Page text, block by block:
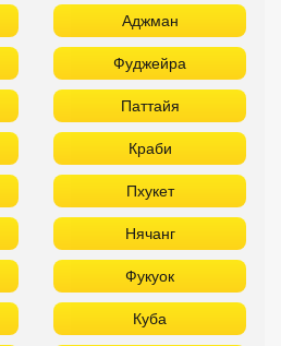
Аджман
Фуджейра
Паттайя
Краби
Пхукет
Нячанг
Фукуок
Куба